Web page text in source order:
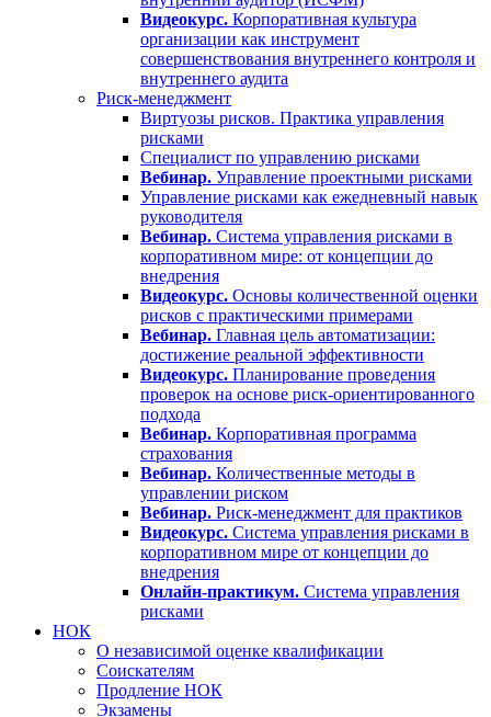
Видеокурс. Корпоративная культура
организации как инструмент
совершенствования внутреннего контроля и
внутреннего аудита
Риск-менеджмент
Виртуозы рисков. Практика управления
рисками
Специалист по управлению рисками
Вебинар. Управление проектными рисками
Управление рисками как ежедневный навык
руководителя
Вебинар. Система управления рисками в
корпоративном мире: от концепции до
внедрения
Видеокурс. Основы количественной оценки
рисков с практическими примерами
Вебинар. Главная цель автоматизации:
достижение реальной эффективности
Видеокурс. Планирование проведения
проверок на основе риск-ориентированного
подхода
Вебинар. Корпоративная программа
страхования
Вебинар. Количественные методы в
управлении риском
Вебинар. Риск-менеджмент для практиков
Видеокурс. Система управления рисками в
корпоративном мире от концепции до
внедрения
Онлайн-практикум. Система управления
рисками
НОК
О независимой оценке квалификации
Соискателям
Продление НОК
Экзамены